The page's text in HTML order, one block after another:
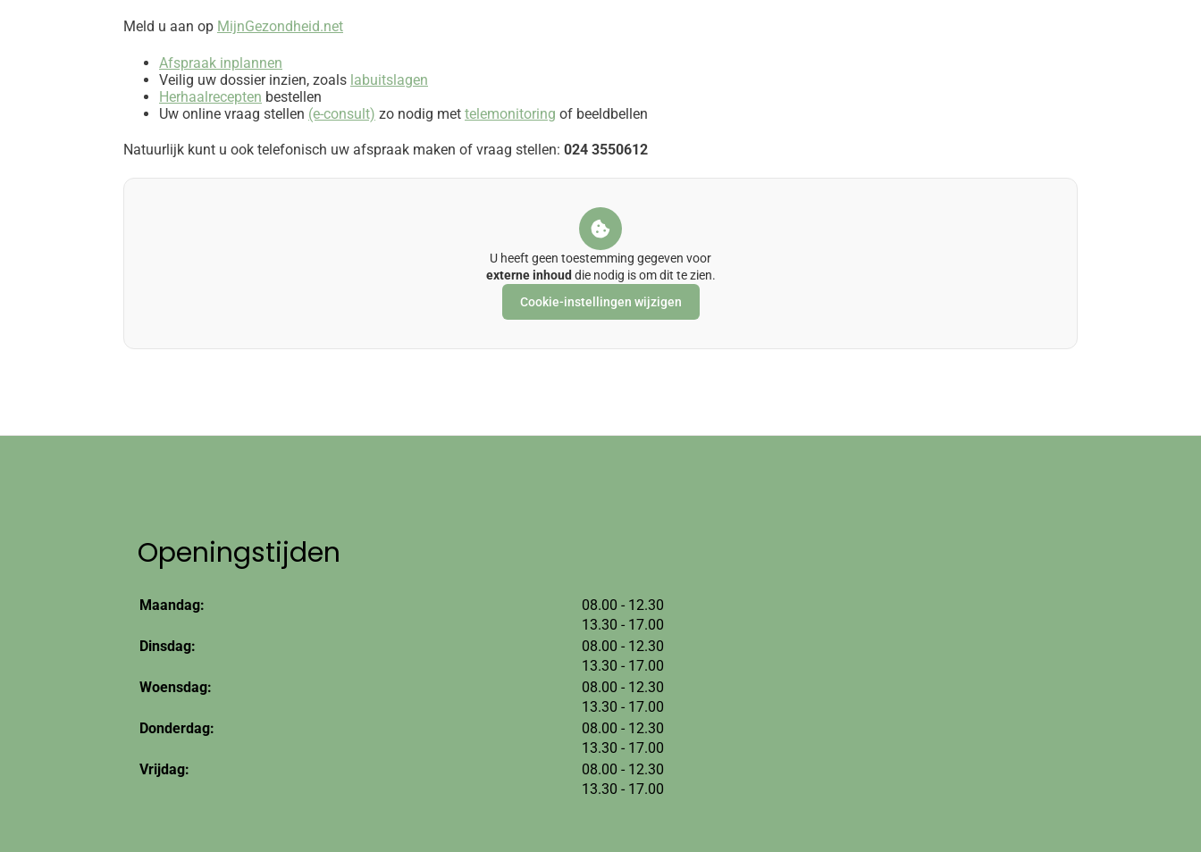
Meld u aan op MijnGezondheid.net
Afspraak inplannen
Veilig uw dossier inzien, zoals labuitslagen
Herhaalrecepten bestellen
Uw online vraag stellen (e-consult) zo nodig met telemonitoring of beeldbellen
Natuurlijk kunt u ook telefonisch uw afspraak maken of vraag stellen: 024 3550612
U heeft geen toestemming gegeven voor
externe inhoud die nodig is om dit te zien.
Cookie-instellingen wijzigen
Openingstijden
Maandag: 08.00 tot
- 12.30
13.30 tot
- 17.00
Dinsdag:
08.00 tot
- 12.30
13.30 tot
- 17.00
Woensdag:
08.00 tot
- 12.30
13.30 tot
- 17.00
Donderdag:
08.00 tot
- 12.30
13.30 tot
- 17.00
Vrijdag:
08.00 tot
- 12.30
13.30 tot
- 17.00